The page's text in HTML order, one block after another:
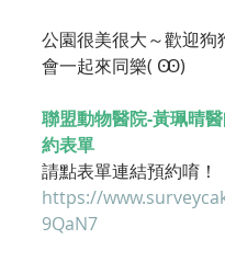
公園很美很大～歡迎狗
會一起來同樂( Ꙭ)
聯盟動物醫院-黃珮晴
約表單
請點表單連結預約唷！
https://
9QaN7